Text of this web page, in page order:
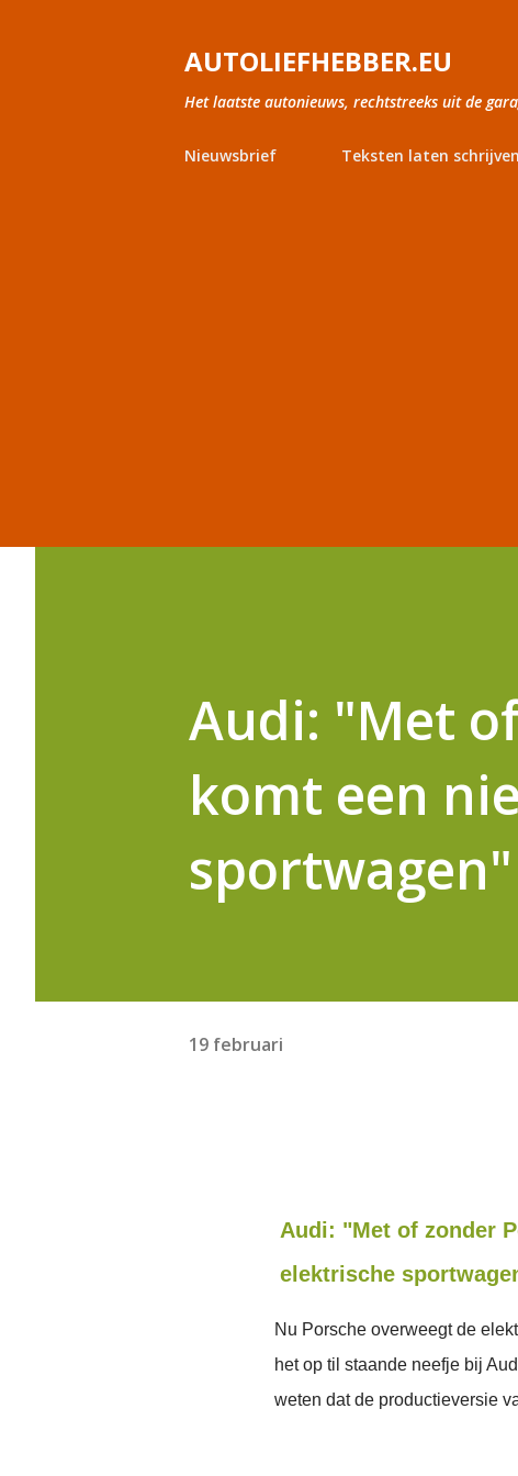
AUTOLIEFHEBBER.EU
Het laatste autonieuws, rechtstreeks uit de
Nieuwsbrief Teksten laten schrijven
Audi: "Met
komt een
sportwagen"
19 februari
Audi: "Met of zonder
elektrische
Nu Porsche overweegt de
het op til staande neefje bij
weten dat de productieversie